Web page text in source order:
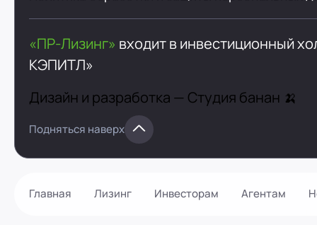
Главная Лизинг Инвесторам Агентам
«ПР-Лизинг» входит в инвестиционный
КЭПИТЛ»
Дизайн и разработка — Студия банан 🍌
Подняться наверх